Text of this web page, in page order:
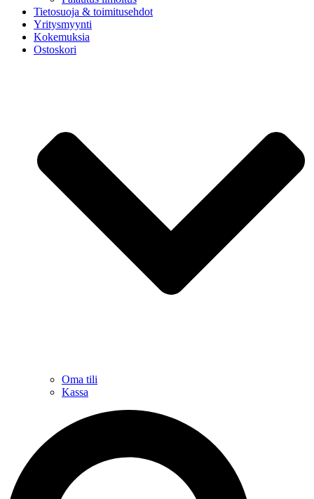
Tietosuoja & toimitusehdot
Yritysmyynti
Kokemuksia
Ostoskori
Oma tili
Kassa